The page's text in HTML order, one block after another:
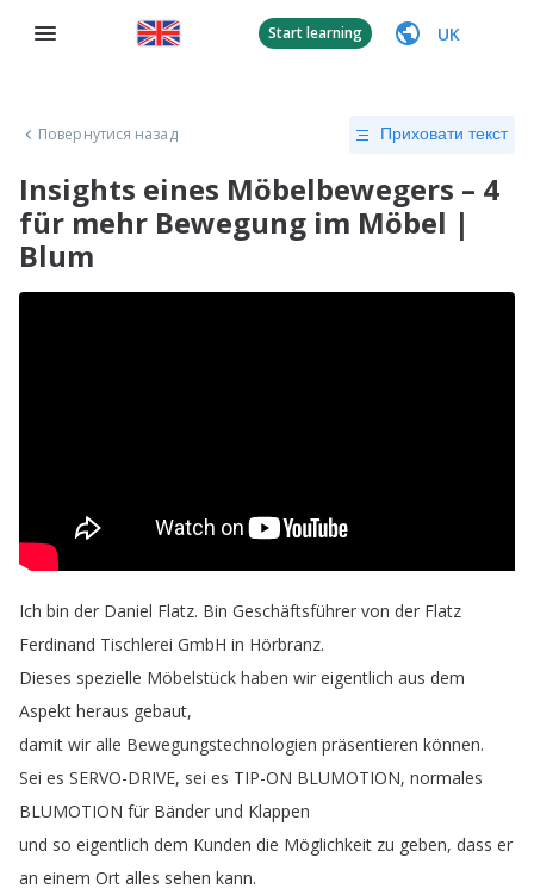
Start learning UK
Повернутися назад Приховати текст
Insights eines Möbelbewegers – 4
für mehr Bewegung im Möbel |
Blum
Ich bin der Daniel Flatz. Bin Geschäftsführer von der Flatz
Ferdinand Tischlerei GmbH in Hörbranz.
Dieses spezielle Möbelstück haben wir eigentlich aus dem
Aspekt heraus gebaut,
damit wir alle Bewegungstechnologien präsentieren können.
Sei es SERVO-DRIVE, sei es TIP-ON BLUMOTION, normales
BLUMOTION für Bänder und Klappen
und so eigentlich dem Kunden die Möglichkeit zu geben, dass er
an einem Ort alles sehen kann.